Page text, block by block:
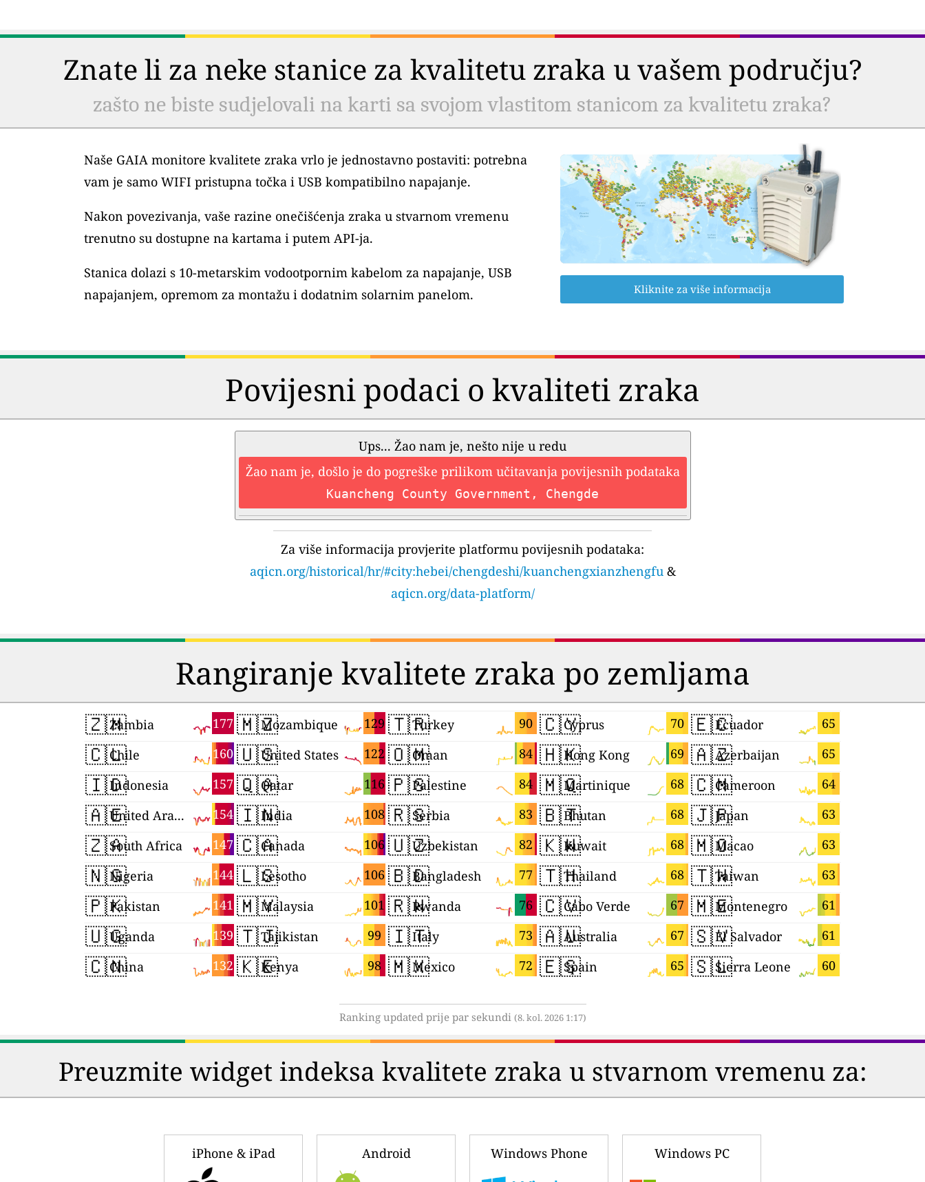
Znate li za neke stanice za kvalitetu zraka u vašem području?
zašto ne biste sudjelovali na karti sa svojom vlastitom stanicom za kvalitetu zraka?
Naše GAIA monitore kvalitete zraka vrlo je jednostavno postaviti: potrebna
vam je samo WIFI pristupna točka i USB kompatibilno napajanje.
Nakon povezivanja, vaše razine onečišćenja zraka u stvarnom vremenu
trenutno su dostupne na kartama i putem API-ja.
Stanica dolazi s 10-metarskim vodootpornim kabelom za napajanje, USB
napajanjem, opremom za montažu i dodatnim solarnim panelom.
Kliknite za više informacija
Povijesni podaci o kvaliteti zraka
Ups... Žao nam je, nešto nije u redu
Žao nam je, došlo je do pogreške prilikom učitavanja povijesnih podataka
Kuancheng County Government, Chengde
Za više informacija provjerite platformu povijesnih podataka:
aqicn.org/historical/hr/#city:hebei/chengdeshi/kuanchengxianzhengfu&
aqicn.org/data-platform/
Rangiranje kvalitete zraka po zemljama
🇿🇲 177
Zambia
🇨🇱 160
Chile
🇮🇩 157
Indonesia
🇦🇪 154
United Arab Emirates
🇿🇦 147
South Africa
🇳🇬 144
Nigeria
🇵🇰 141
Pakistan
🇺🇬 139
Uganda
🇨🇳 132
China
🇲🇿 129
Mozambique
🇺🇸 122
United States
🇶🇦 116
Qatar
🇮🇳 108
India
🇨🇦 106
Canada
🇱🇸 106
Lesotho
🇲🇾 101
Malaysia
🇹🇯 99
Tajikistan
🇰🇪 98
Kenya
🇹🇷 90
Turkey
🇴🇲 84
Oman
🇵🇸 84
Palestine
🇷🇸 83
Serbia
🇺🇿 82
Uzbekistan
🇧🇩 77
Bangladesh
🇷🇼 76
Rwanda
🇮🇹 73
Italy
🇲🇽 72
Mexico
🇨🇾 70
Cyprus
🇭🇰 69
Hong Kong
🇲🇶 68
Martinique
🇧🇹 68
Bhutan
🇰🇼 68
Kuwait
🇹🇭 68
Thailand
🇨🇻 67
Cabo Verde
🇦🇺 67
Australia
🇪🇸 65
Spain
🇪🇨 65
Ecuador
🇦🇿 65
Azerbaijan
🇨🇲 64
Cameroon
🇯🇵 63
Japan
🇲🇴 63
Macao
🇹🇼 63
Taiwan
🇲🇪 61
Montenegro
🇸🇻 61
El Salvador
🇸🇱 60
Sierra Leone
Ranking updated prije par sekundi (8. kol. 2026 1:17)
Preuzmite widget indeksa kvalitete zraka u stvarnom vremenu za:
iPhone & iPad Android Windows Phone Windows PC